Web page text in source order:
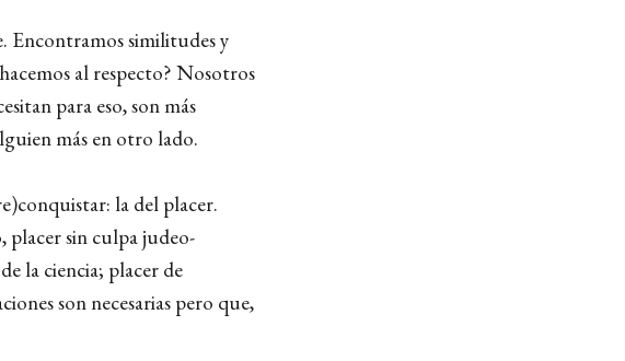
Encontramos similitudes y
al respecto? Nosotros
para eso, son más
más en otro lado.
la del placer.
placer sin culpa judeo-
la ciencia; placer de
son necesarias pero que,